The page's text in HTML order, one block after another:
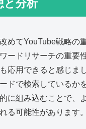
と分析
めてYouTube戦略の
ードリサーチの重要
応用できると感じま
ドで検索しているか
に組み込むことで、
る可能性があります。